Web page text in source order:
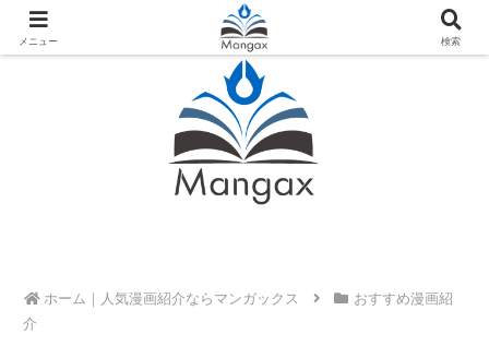
人気おすすめ漫画紹介ならMangax（マンガックス）
ホーム
おすすめ漫画紹
介
メニュー 検索